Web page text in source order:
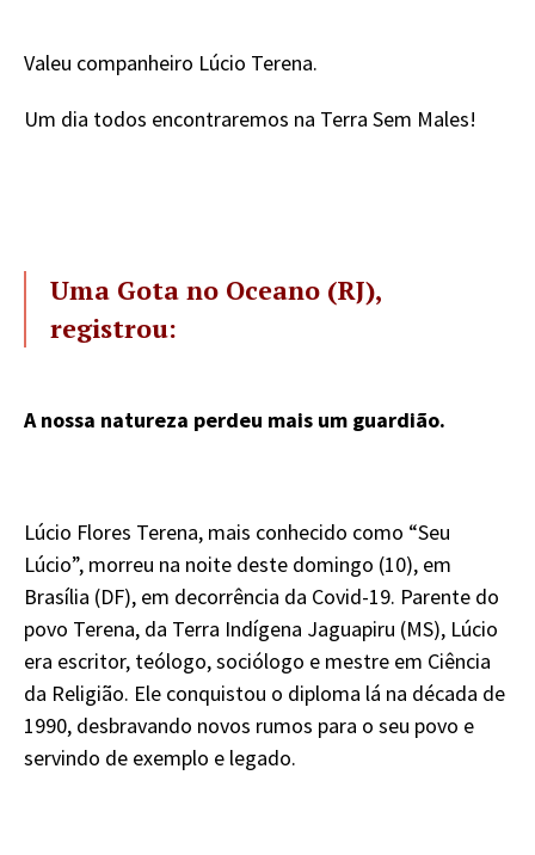
Valeu companheiro Lúcio Terena.
Um dia todos encontraremos na Terra Sem Males!
Uma Gota no Oceano (RJ),
registrou:
A nossa natureza perdeu mais um guardião.
Lúcio Flores Terena, mais conhecido como “Seu
Lúcio”, morreu na noite deste domingo (10), em
Brasília (DF), em decorrência da Covid-19. Parente do
povo Terena, da Terra Indígena Jaguapiru (MS), Lúcio
era escritor, teólogo, sociólogo e mestre em Ciência
da Religião. Ele conquistou o diploma lá na década de
1990, desbravando novos rumos para o seu povo e
servindo de exemplo e legado.